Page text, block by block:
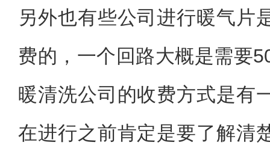
另外也有些公司进行暖气片
费的，一个回路大概是需要
暖清洗公司的收费方式是有
在进行之前肯定是要了解清